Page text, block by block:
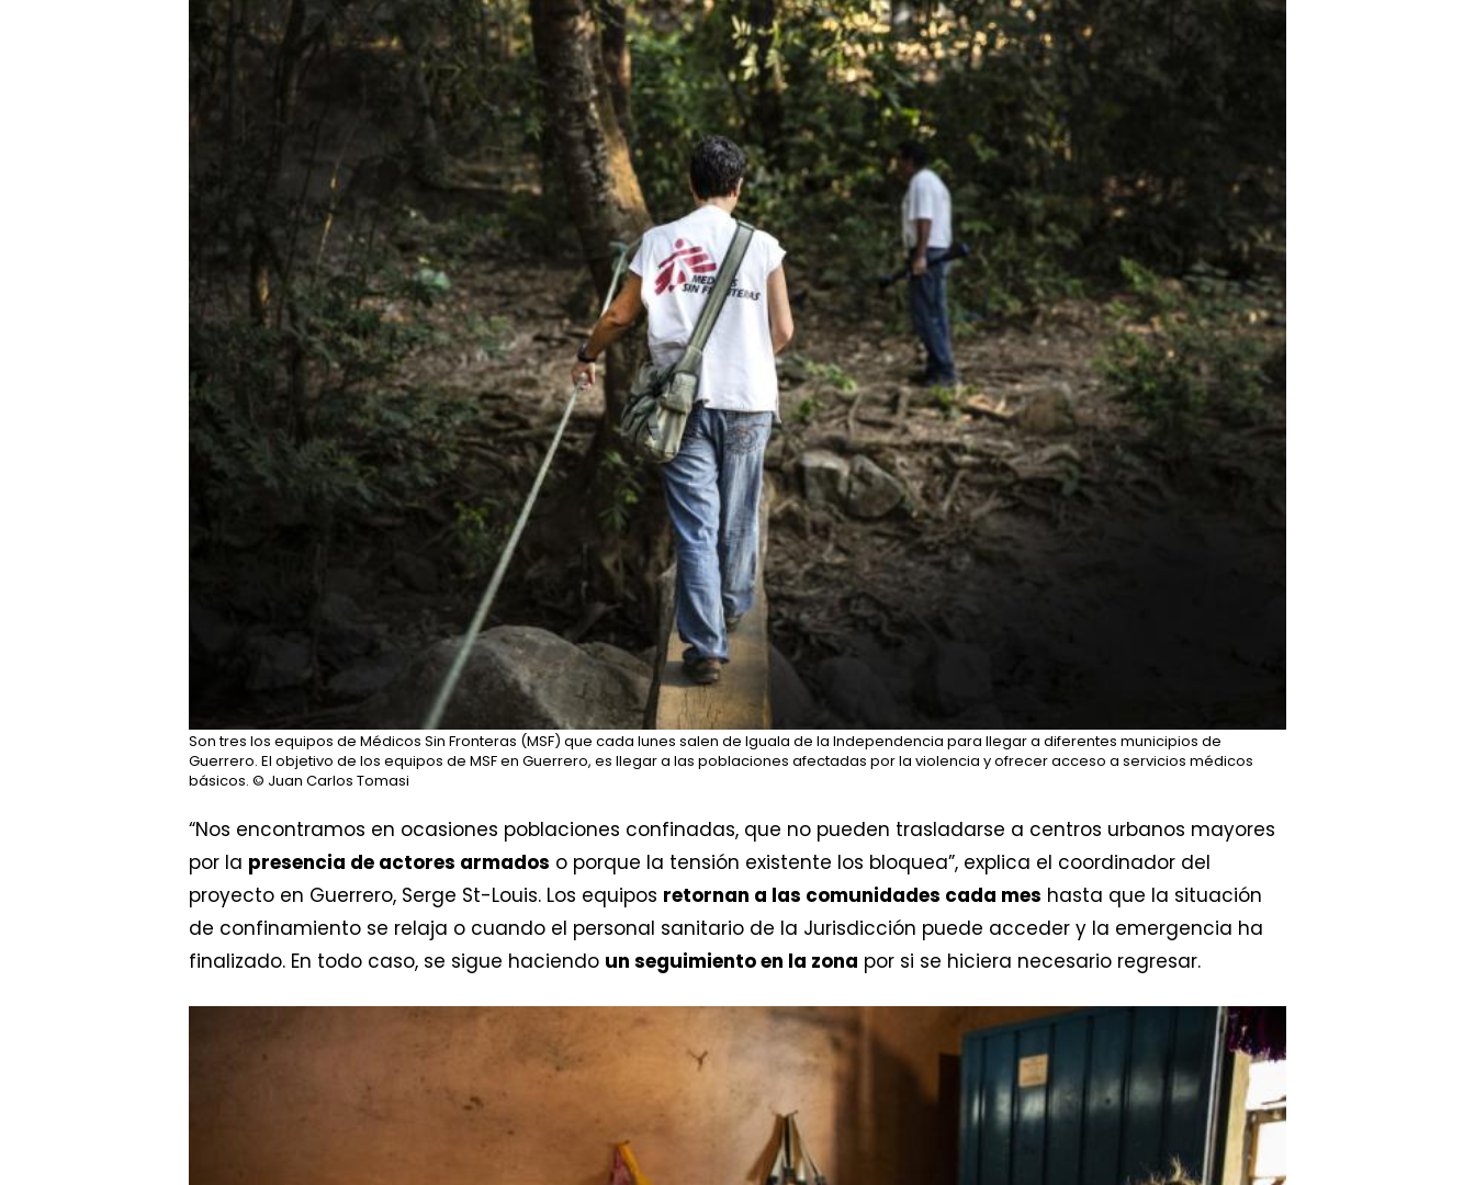
Son tres los equipos de Médicos Sin Fronteras (MSF) que cada lunes salen de Iguala de la Independencia para llegar a diferentes municipios de
Guerrero. El objetivo de los equipos de MSF en Guerrero, es llegar a las poblaciones afectadas por la violencia y ofrecer acceso a servicios médicos
básicos. © Juan Carlos Tomasi
“Nos encontramos en ocasiones poblaciones confinadas, que no pueden trasladarse a centros urbanos mayores
por la presencia de actores armados o porque la tensión existente los bloquea”, explica el coordinador del
proyecto en Guerrero, Serge St-Louis. Los equipos retornan a las comunidades cada mes hasta que la situación
de confinamiento se relaja o cuando el personal sanitario de la Jurisdicción puede acceder y la emergencia ha
finalizado. En todo caso, se sigue haciendo un seguimiento en la zona por si se hiciera necesario regresar.